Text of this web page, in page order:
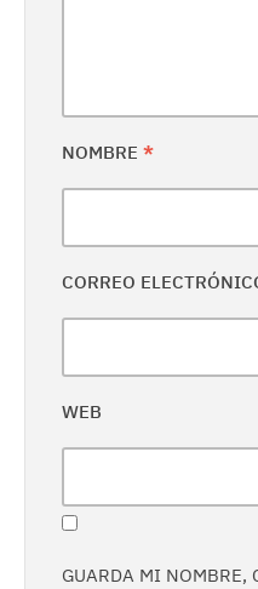
NOMBRE *
CORREO
WEB
GUARDA MI NOMBRE,